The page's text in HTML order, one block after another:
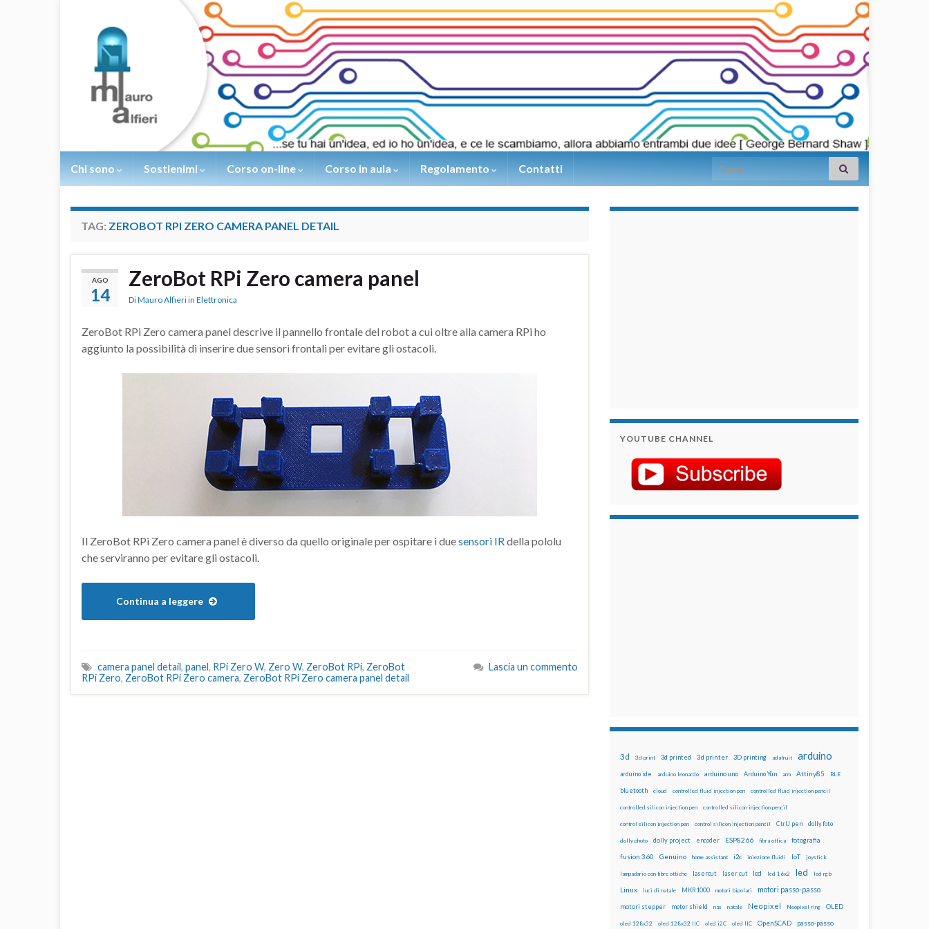
Chi sono Sostienimi Corso on-line Corso in aula Regolamento Contatti Search for:
TAG: ZEROBOT RPI ZERO CAMERA PANEL DETAIL
AGO
14
ZeroBot RPi Zero camera panel
DiMauro Alfieri in Elettronica
ZeroBot RPi Zero camera panel descrive il pannello frontale del robot a cui oltre alla camera RPi ho
aggiunto la possibilità di inserire due sensori frontali per evitare gli ostacoli.
Il ZeroBot RPi Zero camera panel è diverso da quello originale per ospitare i duesensori IRdella pololu
che serviranno per evitare gli ostacoli.
Continua a leggere
camera panel detail, panel, RPi Zero W, Zero W, ZeroBot RPi, ZeroBot
RPi Zero, ZeroBot RPi Zero camera, ZeroBot RPi Zero camera panel detail
Lascia un commento
YOUTUBE CHANNEL
3d 3d print 3d printed 3d printer 3D printing adafruit arduino
arduino ide arduino leonardo arduino uno Arduino Yún arm Attiny85 BLE
bluetooth cloud controlled fluid injection pen controlled fluid injection pencil
controlled silicon injection pen controlled silicon injection pencil
control silicon injection pen control silicon injection pencil CtrlJ pen dolly foto
dolly photo dolly project encoder ESP8266 fibra ottica fotografia
fusion 360 Genuino home assistant i2c iniezione fluidi IoT joystick
lampadario con fibre ottiche lasercut laser cut lcd lcd 16x2 led led rgb
Linux luci di natale MKR1000 motori bipolari motori passo-passo
motori stepper motor shield nas natale Neopixel Neopixel ring OLED
oled 128x32 oled 128x32 IIC oled i2C oled IIC OpenSCAD passo-passo